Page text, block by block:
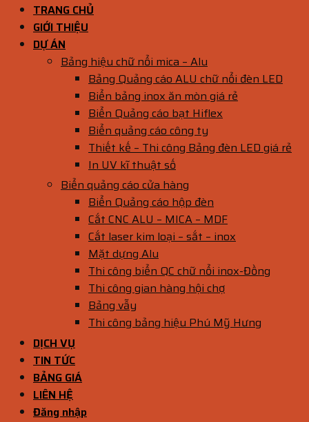
TRANG CHỦ
GIỚI THIỆU
DỰ ÁN
Bảng hiệu chữ nổi mica – Alu
Bảng Quảng cáo ALU chữ nổi đèn LED
Biển bảng inox ăn mòn giá rẻ
Biển Quảng cáo bạt Hiflex
Biển quảng cáo công ty
Thiết kế – Thi công Bảng đèn LED giá rẻ
In UV kĩ thuật số
Biển quảng cáo cửa hàng
Biển Quảng cáo hộp đèn
Cắt CNC ALU – MICA – MDF
Cắt laser kim loại – sắt – inox
Mặt dựng Alu
Thi công biển QC chữ nổi inox-Đồng
Thi công gian hàng hội chợ
Bảng vẫy
Thi công bảng hiệu Phú Mỹ Hưng
DỊCH VỤ
TIN TỨC
BẢNG GIÁ
LIÊN HỆ
Đăng nhập